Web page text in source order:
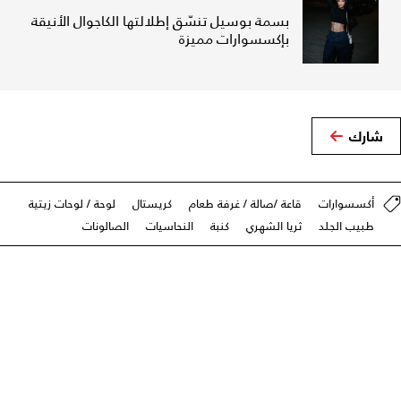
بسمة بوسيل تنسّق إطلالتها الكاجوال الأنيقة
بإكسسوارات مميزة
شارك
أكسسوارات قاعة /صالة / غرفة طعام كريستال
لوحة / لوحات زيتية
طبيب الجلد
ثريا الشهري كنبة النحاسيات الصالونات